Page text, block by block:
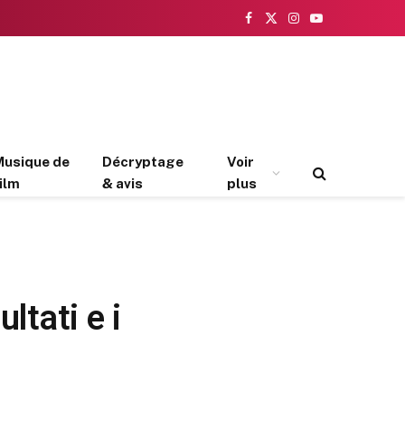
Facebook
X
Instagram
YouTube
de
Décryptage
& avis
Voir
plus
e i